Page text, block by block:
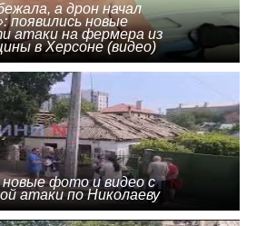
а дрон начал
появились новые
атаки на фермера из
в Херсоне (видео)
новые фото и видео с
атаки по Николаеву